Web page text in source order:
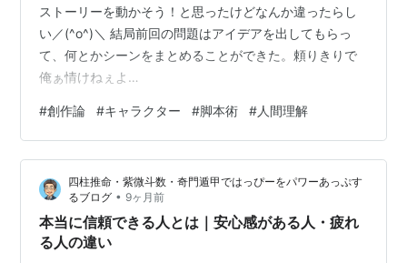
ストーリーを動かそう！と思ったけどなんか違ったらし
い／(^o^)＼ 結局前回の問題はアイデアを出してもらっ
て、何とかシーンをまとめることができた。頼りきりで
俺ぁ情けねぇよ…
#創作論 #キャラクター #脚本術 #人間理解
四柱推命・紫微斗数・奇門遁甲ではっぴーをパワーあっぷす
るブログ • 9ヶ月前
本当に信頼できる人とは｜安心感がある人・疲れ
る人の違い